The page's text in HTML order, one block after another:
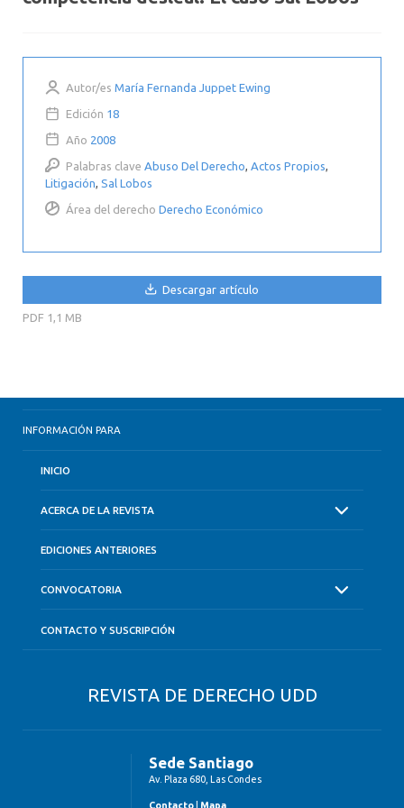
Autor/es María Fernanda Juppet Ewing
Edición 18
Año 2008
Palabras clave Abuso Del Derecho Actos Propios
Litigación ,Sal Lobos
Área del derecho Derecho Económico
Descargar artículo
PDF 1,1 MB
INFORMACIÓN PARA
INICIO
ACERCA DE LA REVISTA
EDICIONES ANTERIORES
CONVOCATORIA
CONTACTO Y SUSCRIPCIÓN
REVISTA DE DERECHO UDD
Sede Santiago
Av. Plaza 680, Las Condes
Contacto Mapa